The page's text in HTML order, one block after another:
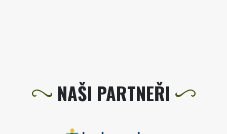
NAŠI PARTNEŘI